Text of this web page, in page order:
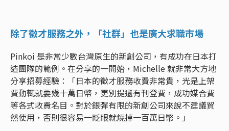
除了徵才服務之外，「社群」也是廣大求職市場
Pinkoi 是非常少數台灣原生的新創公司，有成功在日本打
造團隊的範例。在分享的一開始，Michelle 就非常大方地
分享招募經驗：「日本的徵才服務收費非常貴，光是上架
費動輒就要幾十萬日幣，更別提還有刊登費，成功媒合費
等各式收費名目。對於銀彈有限的新創公司來說不建議貿
然使用，否則很容易一眨眼就燒掉一百萬日幣。」